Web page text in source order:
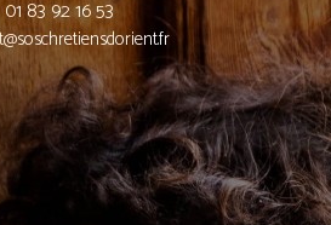
01 83 92 16 53